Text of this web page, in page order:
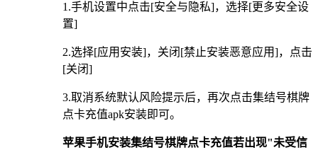
1.手机设置中点击[安全与隐私]，选择[更多安全设
置]
2.选择[应用安装]，关闭[禁止安装恶意应用]，点击
[关闭]
3.取消系统默认风险提示后，再次点击集结号棋牌
点卡充值apk安装即可。
苹果手机安装集结号棋牌点卡充值若出现"未受信